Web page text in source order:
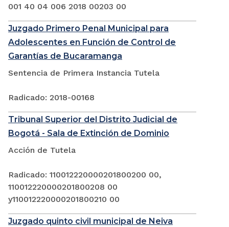
001 40 04 006 2018 00203 00
Juzgado Primero Penal Municipal para
Adolescentes en Función de Control de
Garantías de Bucaramanga
Sentencia de Primera Instancia Tutela
Radicado: 2018-00168
Tribunal Superior del Distrito Judicial de
Bogotá - Sala de Extinción de Dominio
Acción de Tutela
Radicado: 110012220000201800200 00,
110012220000201800208 00
y110012220000201800210 00
Juzgado quinto civil municipal de Neiva